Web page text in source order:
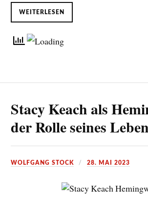
WEITERLESEN
Stacy Keach als
der Rolle seines
WOLFGANG STOCK 28. MAI 2023